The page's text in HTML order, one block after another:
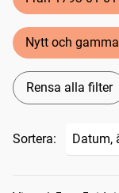
Nytt och
Rensa alla filter
Sortera: